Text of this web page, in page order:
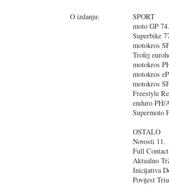
O izdanju:
SPORT
moto GP 74.
Superbike
motokros
Trofej
motokros
motokros
motokros
Freestyle
enduro PH/
Supermoto
OSTALO
Novosti 11.
Full
Aktualno
Inicijativa
Povijest